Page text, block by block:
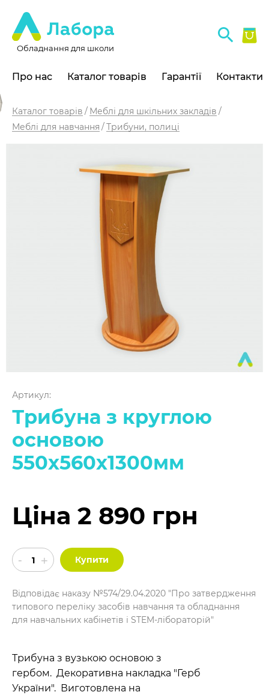
Обладнання для школи
Про нас Каталог товарів Гарантії Контакти
Каталог товарів
Меблі для шкільних закладів
Меблі для навчання
Трибуни, полиці
Артикул:
Трибуна з круглою
основою
550х560х1300мм
Ціна 2 890 грн
Купити
Відповідає наказу №574/29.04.2020 "Про затвердження
типового переліку засобів навчання та обладнання
для навчальних кабінетів і STEM-лібораторій"
Трибуна з вузькою основою з
гербом. Декоративна накладка "Герб
України". Виготовлена на